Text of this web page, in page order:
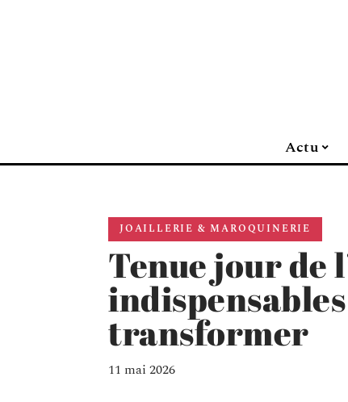
Actu
JOAILLERIE & MAROQUINERIE
Tenue jour de
transformer
11 mai 2026